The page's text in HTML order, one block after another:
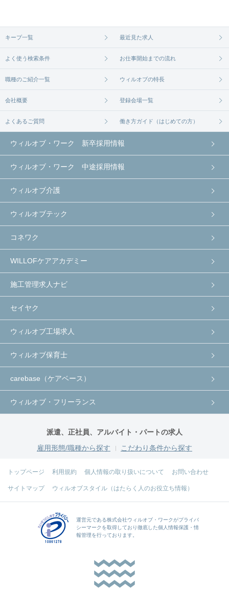
無料相談の登録はコチラから
キープ一覧 最近見た求人
よく使う検索条件 お仕事開始までの流れ
職種のご紹介一覧 ウィルオブの特長
会社概要 登録会場一覧
よくあるご質問 働き方ガイド（はじめての方）
ウィルオブ・ワーク 新卒採用情報
ウィルオブ・ワーク 中途採用情報
ウィルオブ介護
ウィルオブテック
コネワク
WILLOFケアアカデミー
施工管理求人ナビ
セイヤク
ウィルオブ工場求人
ウィルオブ保育士
carebase（ケアベース）
ウィルオブ・フリーランス
派遣、正社員、アルバイト・パートの求人
雇用形態/職種から探す
こだわり条件から探す
トップページ 利用規約 個人情報の取り扱いについて お問い合わせ
サイトマップ ウィルオブスタイル（はたらく人のお役立ち情報）
運営元である株式会社ウィルオブ・ワークがプライバ
シーマークを取得しており徹底した個人情報保護・情
報管理を行っております。